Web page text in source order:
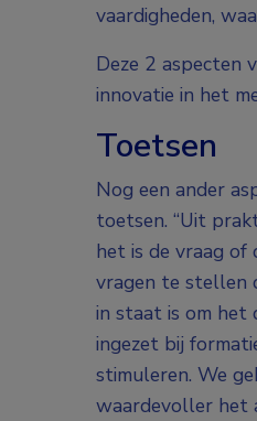
vaardigheden,
Deze 2 aspecten
innovatie in het
Toetsen
Nog een ander
toetsen. “Uit
het is de vraag of
vragen te stellen
in staat is om het
ingezet bij
stimuleren. We
waardevoller het